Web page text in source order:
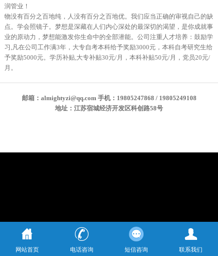
润管业！
物没有百分之百地纯，人没有百分之百地优。我们应当正确的审视自己的缺
点。学会照镜子。梦想是深藏在人们内心深处的最深切的渴望，是你成就事
业的原动力，梦想能激发你生命中的全部潜能。公司注重人才培养：鼓励学
习,凡在公司工作满3年，大专自考本科给予奖励3000元，本科自考研究生给
予奖励5000元。学历补贴,大专补贴30元/月，本科补贴50元/月，党员20元/
月。
邮箱：almightyzi@qq.com 手机：19805247868 / 19805249108
地址：江苏宿城经济开发区科创路58号
网站首页 电话咨询 短信咨询 联系我们